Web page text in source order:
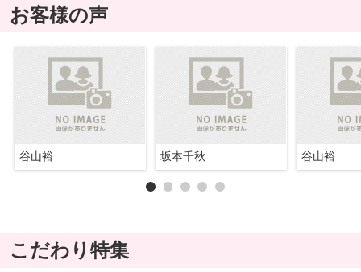
お客様の声
谷山裕 坂本千秋 谷山裕
こだわり特集